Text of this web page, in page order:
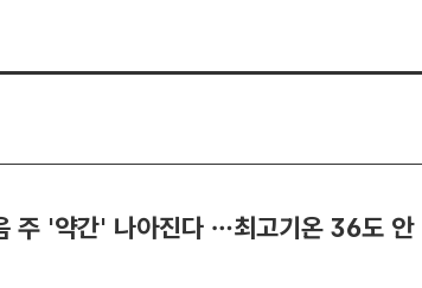
주 '약간' 나아진다 …최고기온 36도 안